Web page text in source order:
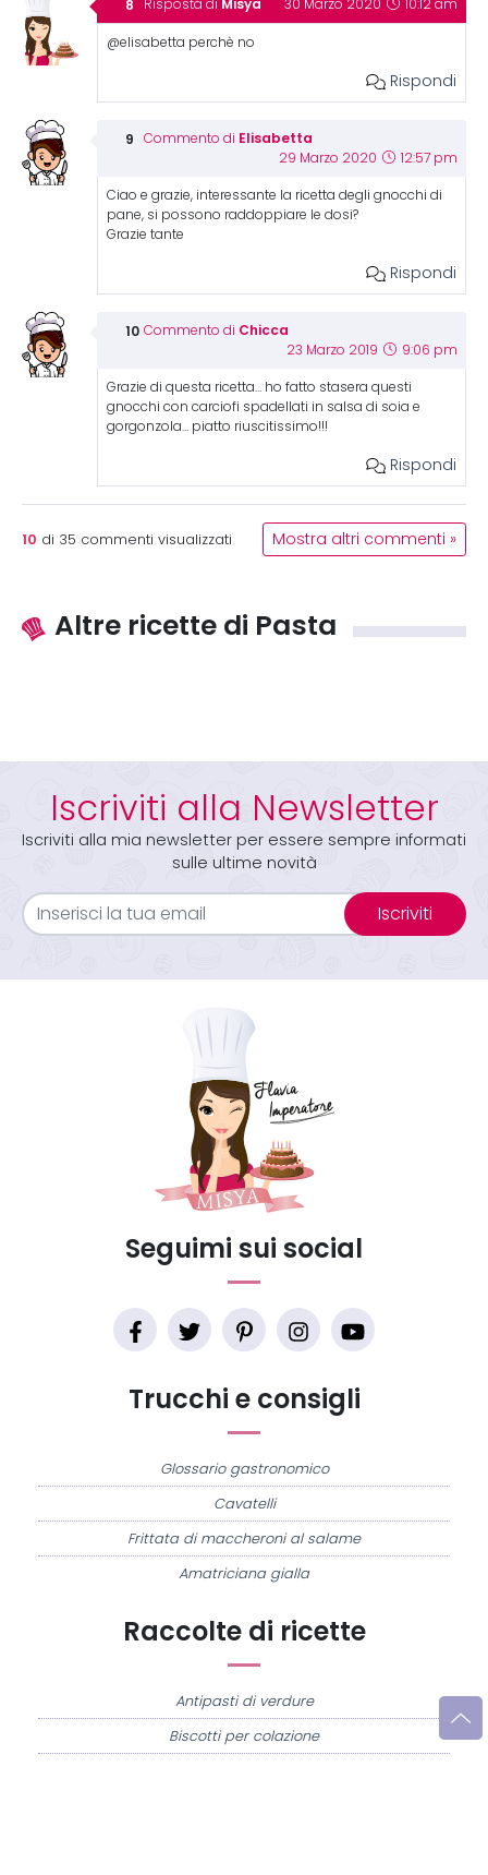
Risposta di Misya 30 Marzo 2020 10:12 am
@elisabetta perchè no
Rispondi
Commento di Elisabetta
29 Marzo 2020 12:57 pm
Ciao e grazie, interessante la ricetta degli gnocchi di
pane, si possono raddoppiare le dosi?
Grazie tante
Rispondi
Commento di Chicca
23 Marzo 2019 9:06 pm
Grazie di questa ricetta… ho fatto stasera questi
gnocchi con carciofi spadellati in salsa di soia e
gorgonzola… piatto riuscitissimo!!!
Rispondi
10 di 35 commenti visualizzati Mostra altri commenti »
Altre ricette di Pasta
Iscriviti alla Newsletter
Iscriviti alla mia newsletter per essere sempre informati
sulle ultime novità
Iscriviti
Raccolte di ricette
Antipasti di verdure
Biscotti per colazione
Trucchi e consigli
Glossario gastronomico
Cavatelli
Frittata di maccheroni al salame
Amatriciana gialla
Seguimi sui social